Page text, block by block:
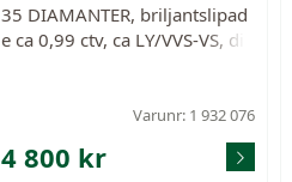
35 DIAMANTER, briljantslipad
e ca 0,99 ctv, ca LY/VVS-VS, dia
Varunr: 1 932 076
4 800 kr